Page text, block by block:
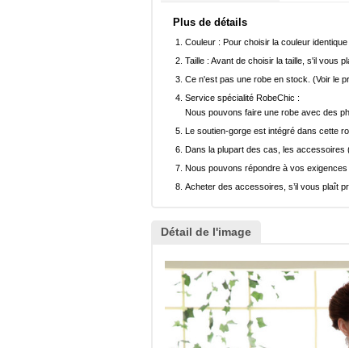
Plus de détails
Couleur : Pour choisir la couleur
Taille : Avant de choisir la taille, s'il vous
Ce n'est pas une robe en stock. (Voir le
Service spécialité RobeChic :
Nous pouvons faire une robe avec des
Le soutien-gorge est intégré dans cette
Dans la plupart des cas, les accessoires
Nous pouvons répondre à vos
Acheter des accessoires, s’il vous plaît
Détail de l'image